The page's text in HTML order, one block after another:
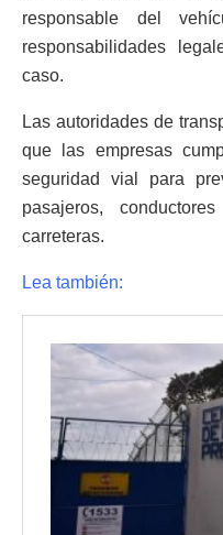
responsable del
responsabilidades
caso.
Las autoridades de
que las empresas
seguridad vial para
pasajeros,
carreteras.
Lea también: